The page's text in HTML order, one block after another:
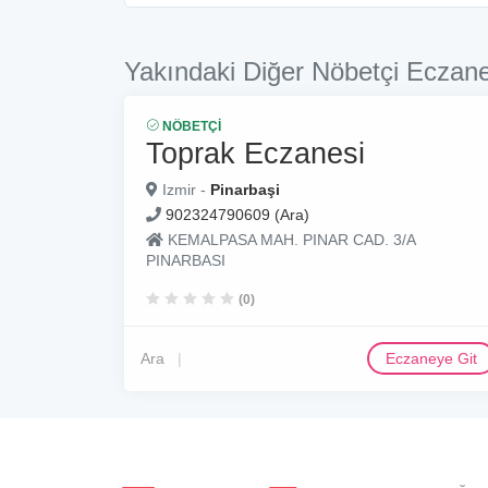
Yakındaki Diğer Nöbetçi
NÖBETÇI
Toprak Eczanesi
Izmir - Pinarbaşi
902324790609 (Ara)
KEMALPASA MAH. PINAR CAD. 3/A
PINARBASI
(0)
Ara Eczaneye Git